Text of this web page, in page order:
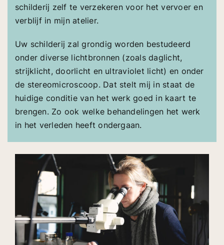
opdrachtgevers
contact
schilderij zelf te verzekeren voor het vervoer en
verblijf in mijn atelier.
Uw schilderij zal grondig worden bestudeerd
onder diverse lichtbronnen (zoals daglicht,
strijklicht, doorlicht en ultraviolet licht) en onder
de stereomicroscoop. Dat stelt mij in staat de
huidige conditie van het werk goed in kaart te
brengen. Zo ook welke behandelingen het werk
in het verleden heeft ondergaan.